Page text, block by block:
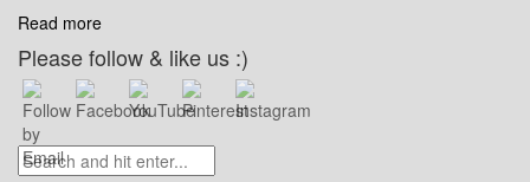
Read more
Please follow & like us :)